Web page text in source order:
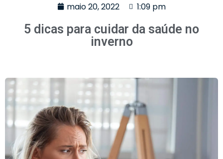
maio 20, 2022 1:09 pm
5 dicas para cuidar da saúde no
inverno